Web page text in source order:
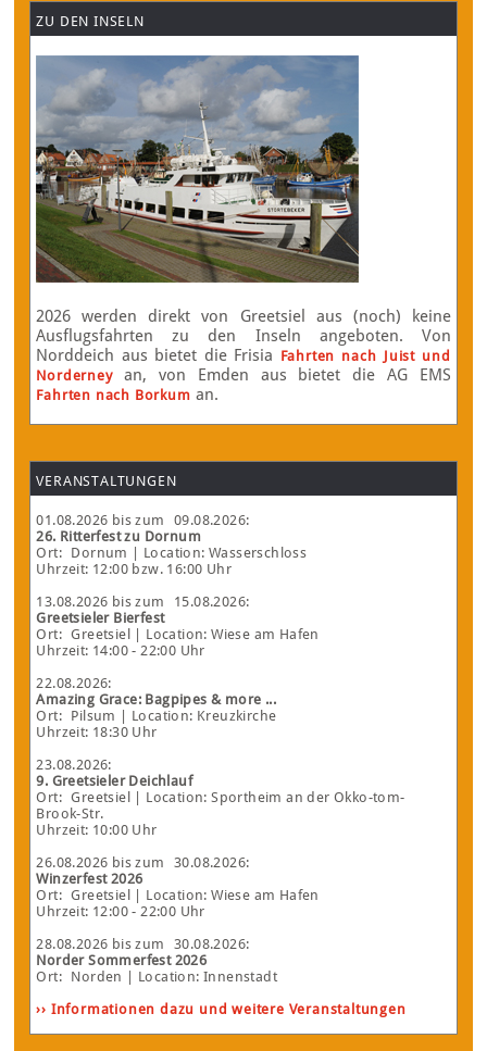
ZU DEN INSELN
2026 werden direkt von Greetsiel aus (noch) keine
Ausflugsfahrten zu den Inseln angeboten. Von
Norddeich aus bietet die Frisia Fahrten nach Juist und
Norderneyan, von Emden aus bietet die AG EMS
Fahrten nach Borkum an.
VERANSTALTUNGEN
01.08.2026 bis zum 09.08.2026:
26. Ritterfest zu Dornum
Ort: Dornum
| Location: Wasserschloss
Uhrzeit: 12:00 bzw. 16:00 Uhr
13.08.2026 bis zum 15.08.2026:
Greetsieler Bierfest
Ort: Greetsiel
| Location: Wiese am Hafen
Uhrzeit: 14:00 - 22:00 Uhr
22.08.2026:
Amazing Grace: Bagpipes & more ...
Ort: Pilsum
| Location: Kreuzkirche
Uhrzeit: 18:30 Uhr
23.08.2026:
9. Greetsieler Deichlauf
Ort: Greetsiel
| Location: Sportheim an der Okko-tom-
Brook-Str.
Uhrzeit: 10:00 Uhr
26.08.2026 bis zum 30.08.2026:
Winzerfest 2026
Ort: Greetsiel
| Location: Wiese am Hafen
Uhrzeit: 12:00 - 22:00 Uhr
28.08.2026 bis zum 30.08.2026:
Norder Sommerfest 2026
Ort: Norden
| Location: Innenstadt
›› Informationen dazu und weitere Veranstaltungen